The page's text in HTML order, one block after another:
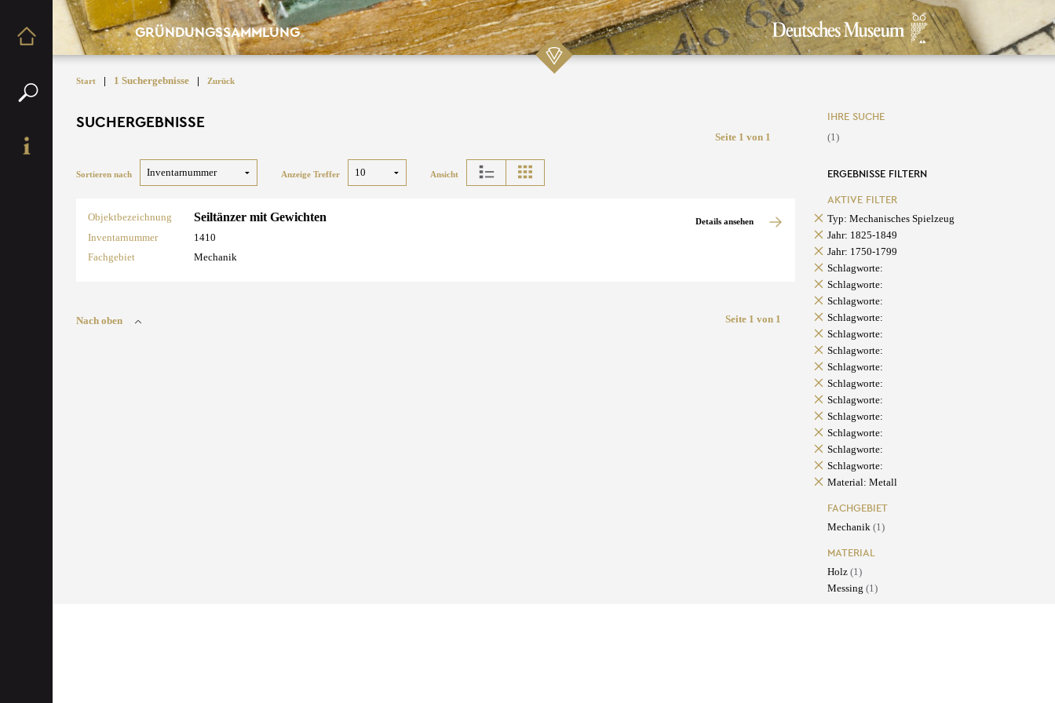
GRÜNDUNGSSAMMLUNG
Start | 1 Suchergebnisse | Zurück
SUCHERGEBNISSE
Seite 1 von 1
Sortieren nach Anzeige Treffer Ansicht
Objektbezeichnung Seiltänzer mit Gewichten
Inventarnummer
1410
Fachgebiet
Mechanik
Details ansehen
Nach oben Seite 1 von 1
IHRE SUCHE
(1)
ERGEBNISSE FILTERN
AKTIVE FILTER
Typ: Mechanisches Spielzeug
Jahr: 1825-1849
Jahr: 1750-1799
Schlagworte:
Schlagworte:
Schlagworte:
Schlagworte:
Schlagworte:
Schlagworte:
Schlagworte:
Schlagworte:
Schlagworte:
Schlagworte:
Schlagworte:
Schlagworte:
Schlagworte:
Material: Metall
FACHGEBIET
Mechanik (1)
MATERIAL
Holz (1)
Messing (1)